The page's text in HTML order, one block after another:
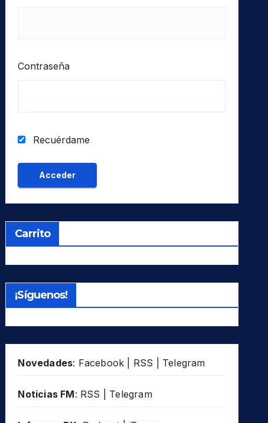
Contraseña
Recuérdame
Carrito
¡Síguenos!
Novedades: Facebook RSS Telegram
Noticias FM: RSS Telegram